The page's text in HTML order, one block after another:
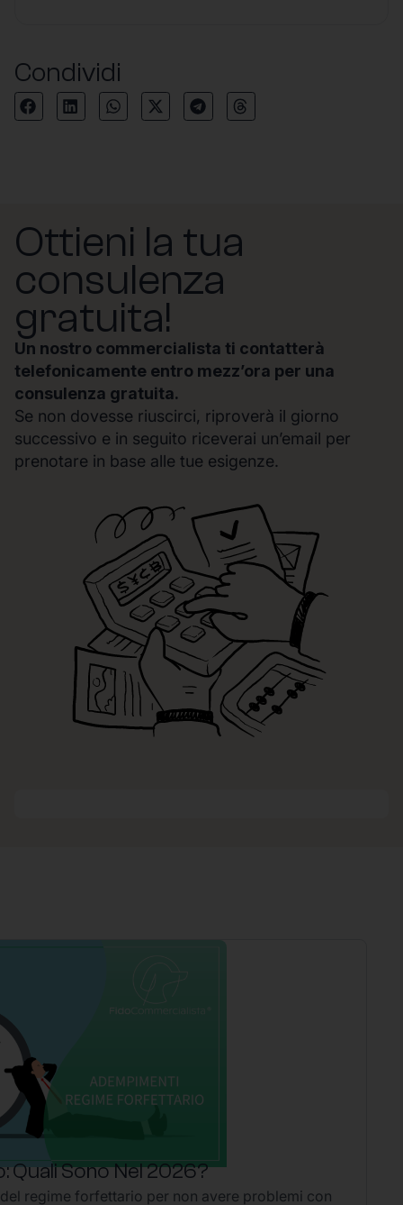
Condividi
Ottieni la tua
consulenza
gratuita!
Un nostro commercialista ti contatterà
telefonicamente entro mezz’ora per una
consulenza gratuita.
Se non dovesse riuscirci, riproverà il giorno
successivo e in seguito riceverai un’email per
prenotare in base alle tue esigenze.
Sono Nel 2026?
regime forfettario per non avere problemi con